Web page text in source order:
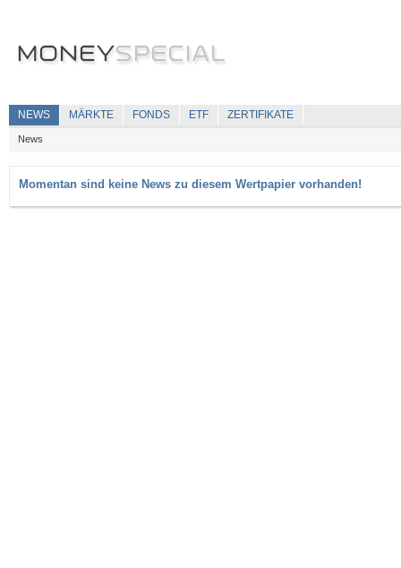
NEWS MÄRKTE FONDS ETF ZERTIFIKATE
News
Momentan sind keine News zu diesem Wertpapier vorhanden!